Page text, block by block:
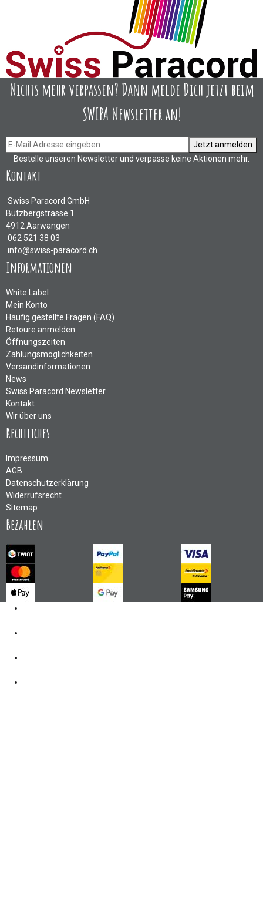
Nichts mehr verpassen? Dann melde Dich jetzt beim
SWIPA Newsletter an!
Jetzt anmelden
Bestelle unseren Newsletter und verpasse keine Aktionen mehr.
Kontakt
Swiss Paracord GmbH
Bützbergstrasse 1
4912 Aarwangen
062 521 38 03
info@swiss-paracord.ch
Informationen
White Label
Mein Konto
Häufig gestellte Fragen (FAQ)
Retoure anmelden
Öffnungszeiten
Zahlungsmöglichkeiten
Versandinformationen
News
Swiss Paracord Newsletter
Kontakt
Wir über uns
Rechtliches
Impressum
AGB
Datenschutzerklärung
Widerrufsrecht
Sitemap
Bezahlen